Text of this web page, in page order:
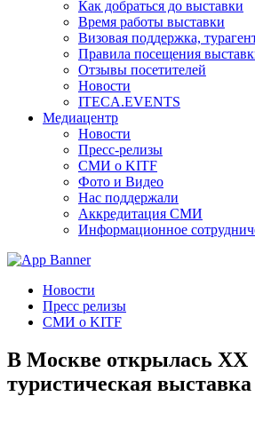
Как добраться до выставки
Время работы выставки
Визовая поддержка,
Правила посещения
Отзывы посетителей
Новости
ITECA.EVENTS
Медиацентр
Новости
Пресс-релизы
СМИ о KITF
Фото и Видео
Нас поддержали
Аккредитация СМИ
Информационное
Новости
Пресс релизы
СМИ о KITF
В Москве открылась XX
туристическая